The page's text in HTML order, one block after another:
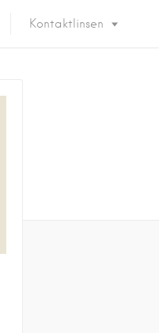
Kontaktlinsen